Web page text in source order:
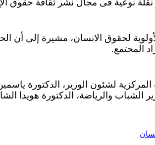
نوعية فى مجال نشر ثقافة حقوق
لحقوق الانسان، مشيرة إلى أن
المجتمع.
لشئون الوزير، الدكتورة
الشباب والرياضة، الدكتورة هويدا